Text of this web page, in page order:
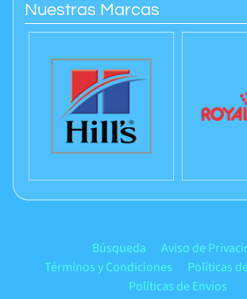
Nuestras Marcas
Búsqueda
Aviso de
Términos y Condiciones
Políticas
Políticas de Envíos